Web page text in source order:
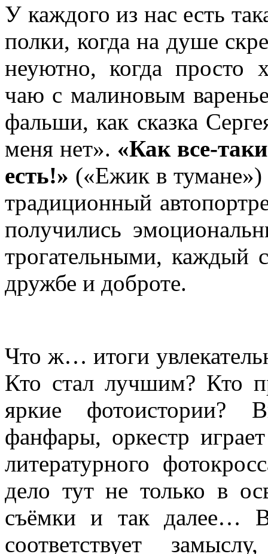
У каждого из нас есть
полки, когда на душе
неуютно, когда просто
чаю с малиновым
фальши, как сказка
меня нет». «Как все-
есть!» («Ежик в
традиционный
получились
трогательными,
дружбе и доброте.
Что ж… итоги
Кто стал лучшим? Кто
яркие фотоистории?
фанфары, оркестр
литературного
дело тут не только в
съёмки и так далее… В
соответствует